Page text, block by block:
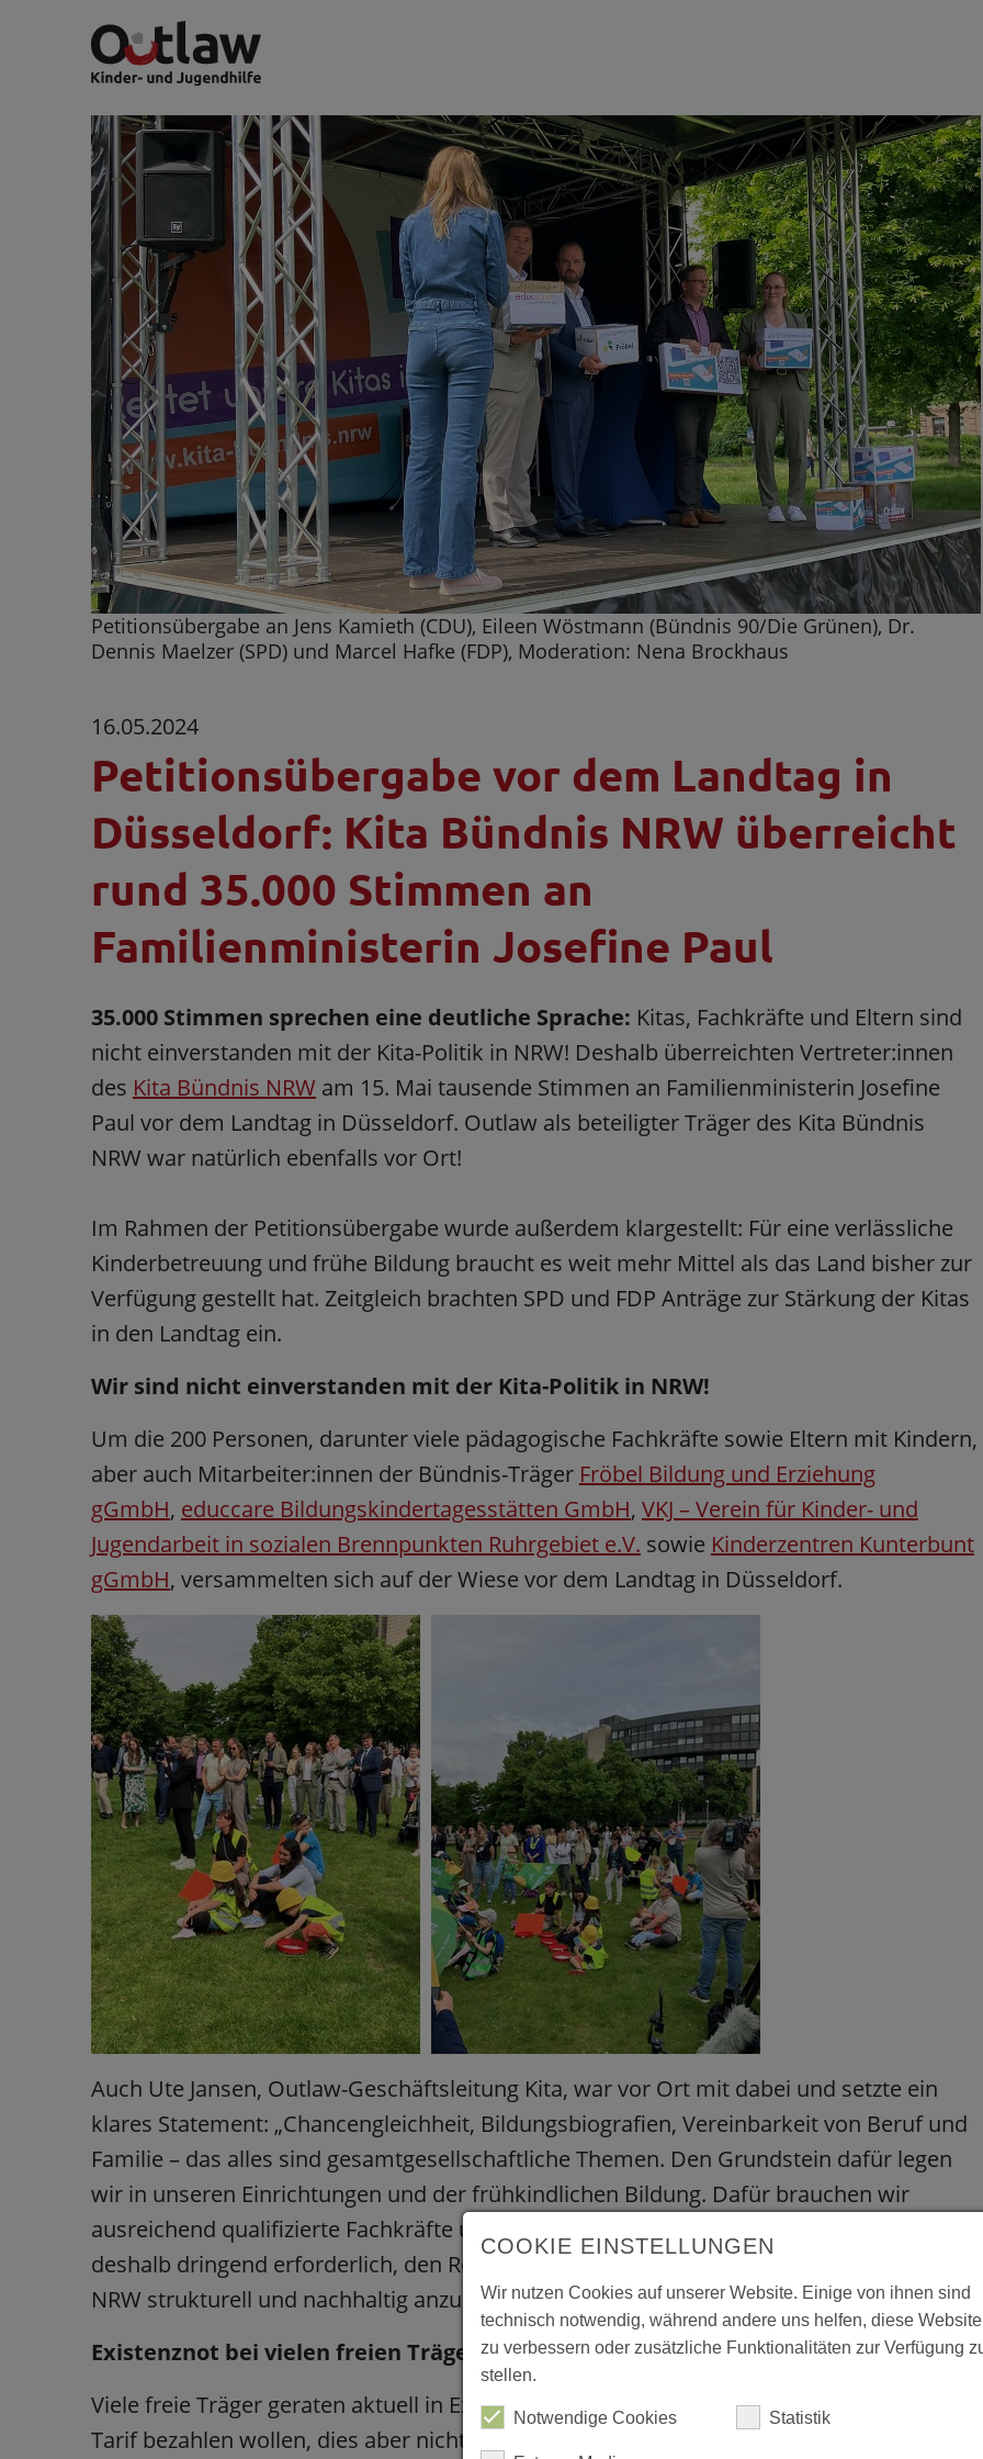
Petitionsübergabe an Jens Kamieth (CDU), Eileen Wöstmann (Bündnis 90/Die Grünen), Dr.
Dennis Maelzer (SPD) und Marcel Hafke (FDP), Moderation: Nena Brockhaus
16.05.2024
Petitionsübergabe vor dem Landtag in
Düsseldorf: Kita Bündnis NRW überreicht
rund 35.000 Stimmen an
Familienministerin Josefine Paul
35.000 Stimmen sprechen eine deutliche Sprache: Kitas, Fachkräfte und Eltern sind
nicht einverstanden mit der Kita-Politik in NRW! Deshalb überreichten Vertreter:innen
des Kita Bündnis NRW am 15. Mai tausende Stimmen an Familienministerin Josefine
Paul vor dem Landtag in Düsseldorf. Outlaw als beteiligter Träger des Kita Bündnis
NRW war natürlich ebenfalls vor Ort!
Im Rahmen der Petitionsübergabe wurde außerdem klargestellt: Für eine verlässliche
Kinderbetreuung und frühe Bildung braucht es weit mehr Mittel als das Land bisher zur
Verfügung gestellt hat. Zeitgleich brachten SPD und FDP Anträge zur Stärkung der Kitas
in den Landtag ein.
Wir sind nicht einverstanden mit der Kita-Politik in NRW!
Um die 200 Personen, darunter viele pädagogische Fachkräfte sowie Eltern mit Kindern,
aber auch Mitarbeiter:innen der Bündnis-Träger Fröbel Bildung und Erziehung
gGmbH, educcare Bildungskindertagesstätten GmbH, VKJ – Verein für Kinder- und
Jugendarbeit in sozialen Brennpunkten Ruhrgebiet e.V. sowie Kinderzentren Kunterbunt
gGmbH, versammelten sich auf der Wiese vor dem Landtag in Düsseldorf.
Auch Ute Jansen, Outlaw-Geschäftsleitung Kita, war vor Ort mit dabei und setzte ein
klares Statement: „Chancengleichheit, Bildungsbiografien, Vereinbarkeit von Beruf und
Familie – das alles sind gesamtgesellschaftliche Themen. Den Grundstein dafür legen
wir in unseren Einrichtungen und der frühkindlichen Bildung. Dafür brauchen wir
ausreichend qualifizierte Fachkräfte und diese verdienen eine gerechte Bezahlung. Es ist
deshalb dringend erforderlich, den Refinanzierungsmechanismus des Kita-Systems in
NRW strukturell und nachhaltig anzupassen.“
Existenznot bei vielen freien Trägern – so geht es nicht weiter!
Viele freie Träger geraten aktuell in Existenznot, weil sie ihre Mitarbeiter:innen nach
Tarif bezahlen wollen, dies aber nicht können. Hierbei fehlt die Unterstützung seitens
COOKIE EINSTELLUNGEN
Wir nutzen Cookies auf unserer Website. Einige von ihnen sind
technisch notwendig, während andere uns helfen, diese Website
zu verbessern oder zusätzliche Funktionalitäten zur Verfügung
stellen.
Notwendige Cookies Statistik